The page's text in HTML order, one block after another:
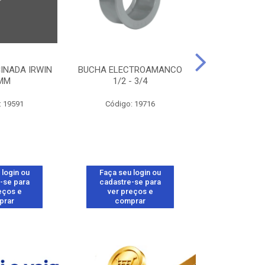
IRWIN
19591
login ou
se para
e
BUCHA ELECTROAMANCO
1/2 - 3/4
Código: 19716
Faça seu login ou
cadastre-se para
ver preços e
comprar